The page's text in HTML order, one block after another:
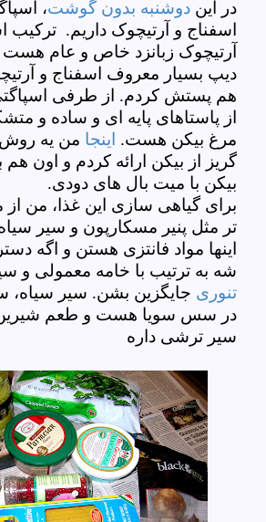
در این دوشنبه بدون گوشت،
اسفناج و آرتیچوک داریم. ترکیب
آرتیچوک زبانزد خاص و عام
دیپ بسیار معروف اسفناج و
هم پستش کردم. از طرفی
از پاستاهای پایه ای و ساده و
مرغ بیکن هست. اینجا من یه
گریز از بیکن ارائه کردم و اون هم
بیکن با میت بال های دودی.
برای گیاهی سازی این غذا، من
تر مثل پنیر مسکارپون و سیر
اینها مواد فانتزی هستن و اگه
شه به ترتیب با خامه معمولی و
تنوری جایگزین بشن. سیر سیاه،
در سس سویا هست و طعم شیرین
سیر ترشی داره